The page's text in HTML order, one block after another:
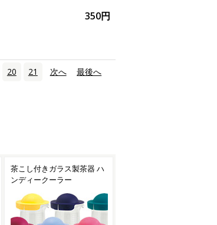
350円
20 21 次へ 最後へ
焙烙（ほうろく）で手軽に
お茶を焙煎！